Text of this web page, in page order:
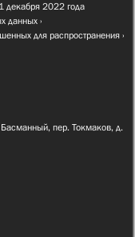
декабря 2022 года
данных
для распространения
пер. Токмаков, д.